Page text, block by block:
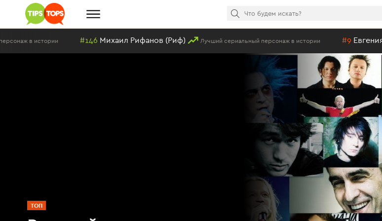
#146 Михаил Рифанов (Риф) Лучший сериальный персонаж в истории #9 Евгения Крюкова
ТОП